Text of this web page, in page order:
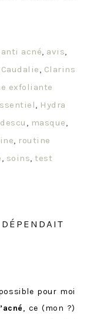
anti acné, avis,
Caudalie, Clarins
exfoliante
, Hydra
, masque,
, routine
, soins,test
pour moi
, ce (mon ?)